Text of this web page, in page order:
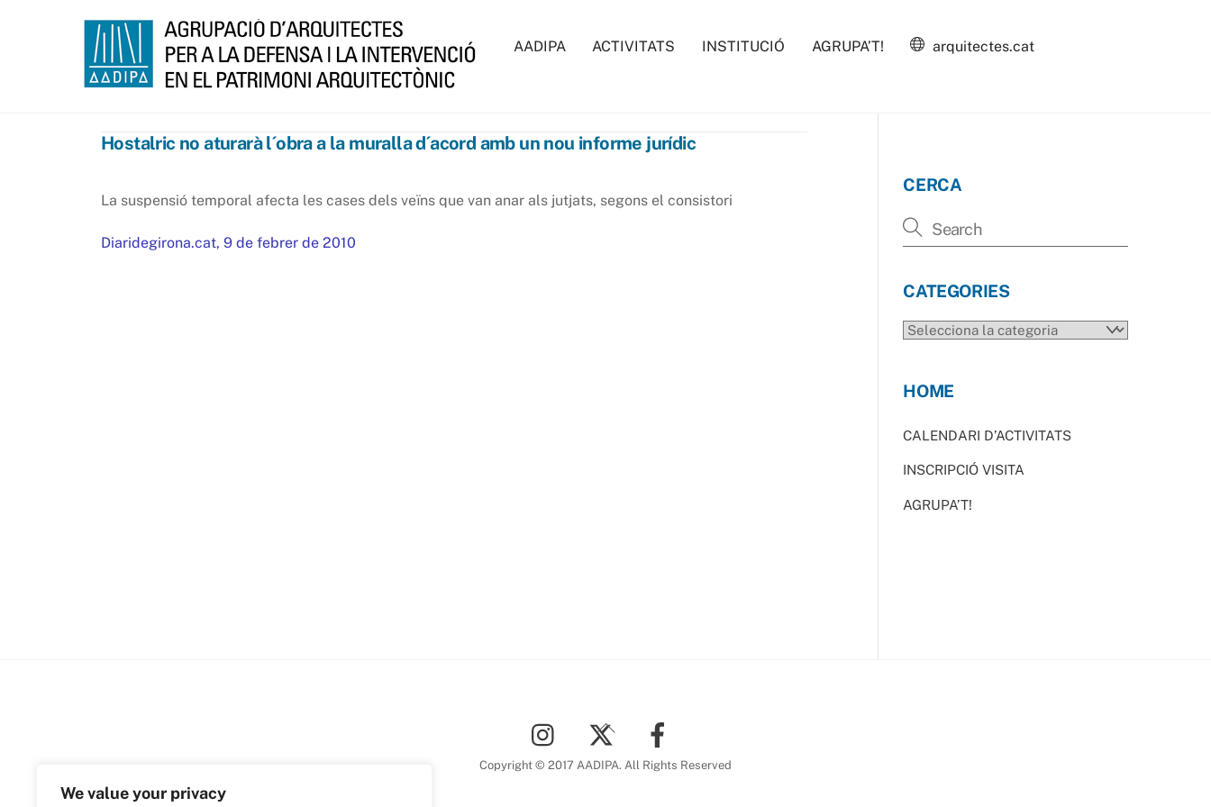
We value your privacy
AADIPA ACTIVITATS INSTITUCIÓ AGRUPA’T! arquitectes.cat
Hostalric no aturarà l´obra a la muralla d´acord amb un nou informe jurídic
La suspensió temporal afecta les cases dels veïns que van anar als jutjats, segons el consistori
Diaridegirona.cat, 9 de febrer de 2010
CERCA
CATEGORIES
CATEGORIES
HOME
CALENDARI D’ACTIVITATS
INSCRIPCIÓ VISITA
AGRUPA’T!
To
Top
Copyright © 2017 AADIPA. All Rights Reserved